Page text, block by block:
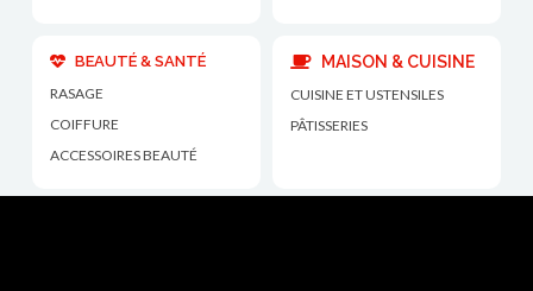
BEAUTÉ & SANTÉ
RASAGE
COIFFURE
ACCESSOIRES BEAUTÉ
MAISON & CUISINE
CUISINE ET USTENSILES
PÂTISSERIES